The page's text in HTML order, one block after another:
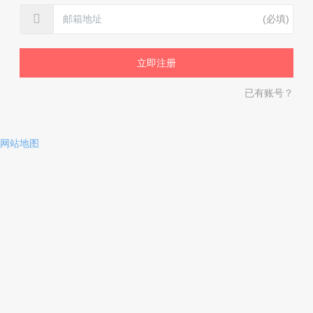
(必填)
已有账号？
网站地图